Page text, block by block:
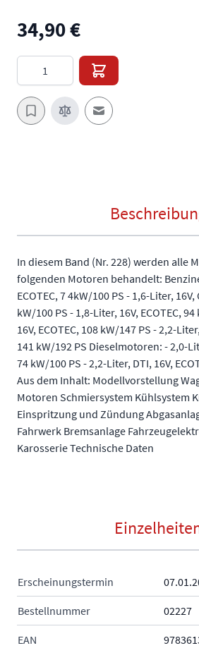
34,90 €
E-Mail an einen Freund
In diesem Band (Nr. 228) werden alle
folgenden Motoren behandelt:
ECOTEC, 7 4kW/100 PS - 1,6-Liter,
kW/100 PS - 1,8-Liter, 16V, ECOTEC,
16V, ECOTEC, 108 kW/147 PS - 2,2-
141 kW/192 PS Dieselmotoren: - 2,0-
74 kW/100 PS - 2,2-Liter, DTI, 16V,
Aus dem Inhalt: Modellvorstellung
Motoren Schmiersystem Kühlsystem
Einspritzung und Zündung
Fahrwerk Bremsanlage
Karosserie Technische Daten
Erscheinungstermin
Bestellnummer 02227
EAN